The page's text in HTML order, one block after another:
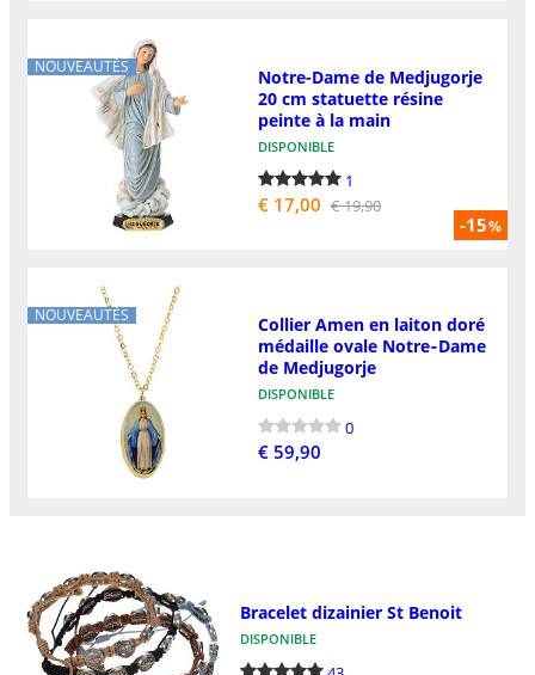
NOUVEAUTÉS
-15%
Notre-Dame de Medjugorje
20 cm statuette résine
peinte à la main
DISPONIBLE
1
€ 17,00 € 19,90
NOUVEAUTÉS
Collier Amen en laiton doré
médaille ovale Notre‑Dame
de Medjugorje
DISPONIBLE
0
€ 59,90
Bracelet dizainier St Benoit
DISPONIBLE